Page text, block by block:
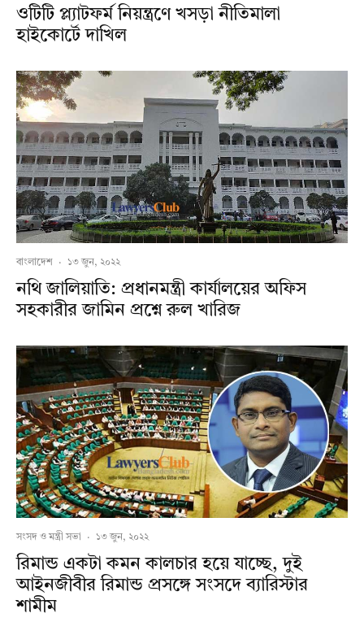
ওটিটি প্ল্যাটফর্ম নিয়ন্ত্রণে খসড়া নীতিমালা
হাইকোর্টে দাখিল
বাংলাদেশ · ১৩ জুন, ২০২২
নথি জালিয়াতি: প্রধানমন্ত্রী কার্যালয়ের অফিস
সহকারীর জামিন প্রশ্নে রুল খারিজ
সংসদ ও মন্ত্রী সভা · ১৩ জুন, ২০২২
রিমান্ড একটা কমন কালচার হয়ে যাচ্ছে, দুই
আইনজীবীর রিমান্ড প্রসঙ্গে সংসদে ব্যারিস্টার
শামীম